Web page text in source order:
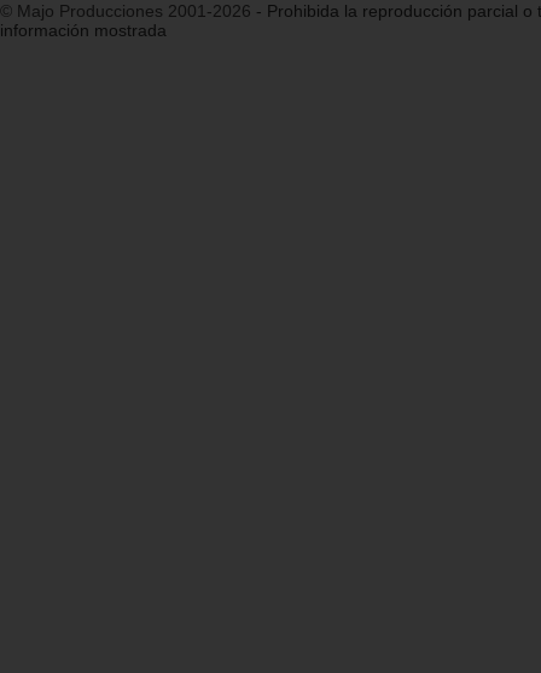
© Majo Producciones 2001-2026 - Prohibida la reproducción parcial o
información mostrada